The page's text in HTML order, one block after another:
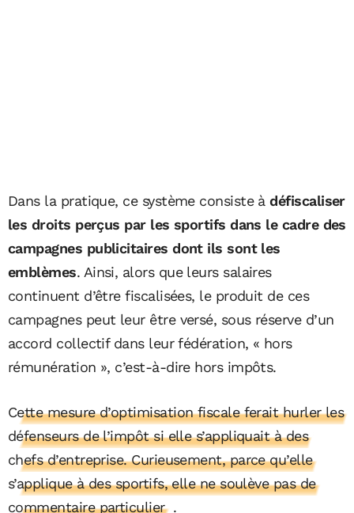
Dans la pratique, ce système consiste àdéfiscaliser
les droits perçus par les sportifs dans le cadre des
campagnes publicitaires dont ils sont les
emblèmes. Ainsi, alors que leurs salaires
continuent d’être fiscalisées, le produit de ces
campagnes peut leur être versé, sous réserve d’un
accord collectif dans leur fédération, « hors
rémunération », c’est-à-dire hors impôts.
Cette mesure d’optimisation fiscale ferait hurler les
défenseurs de l’impôt si elle s’appliquait à des
chefs d’entreprise. Curieusement, parce qu’elle
s’applique à des sportifs, elle ne soulève pas de
commentaire particulier .